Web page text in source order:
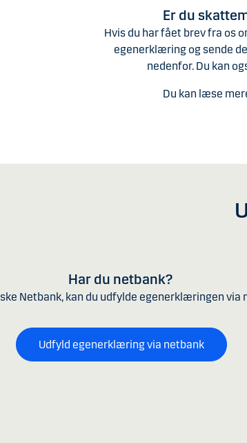
Er du
Hvis du har fået brev fra os
egenerklæring og sende
nedenfor. Du kan
Du kan læse
Har du netbank?
Netbank, kan du udfylde egenerklæringen via
Udfyld egenerklæring via netbank